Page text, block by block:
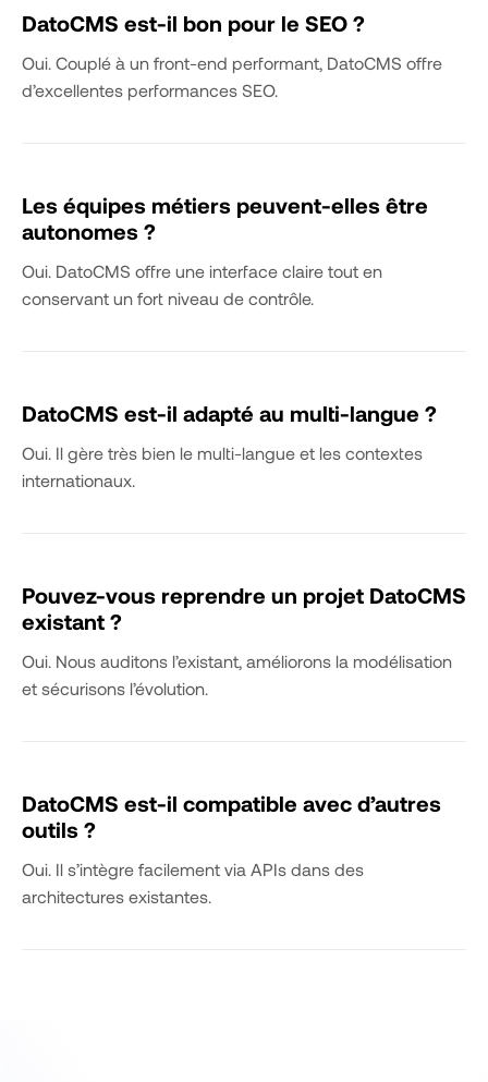
DatoCMS est-il bon pour le SEO ?
Oui. Couplé à un front-end performant, DatoCMS offre
d’excellentes performances SEO.
Les équipes métiers peuvent-elles être
autonomes ?
Oui. DatoCMS offre une interface claire tout en
conservant un fort niveau de contrôle.
DatoCMS est-il adapté au multi-langue ?
Oui. Il gère très bien le multi-langue et les contextes
internationaux.
Pouvez-vous reprendre un projet DatoCMS
existant ?
Oui. Nous auditons l’existant, améliorons la modélisation
et sécurisons l’évolution.
DatoCMS est-il compatible avec d’autres
outils ?
Oui. Il s’intègre facilement via APIs dans des
architectures existantes.